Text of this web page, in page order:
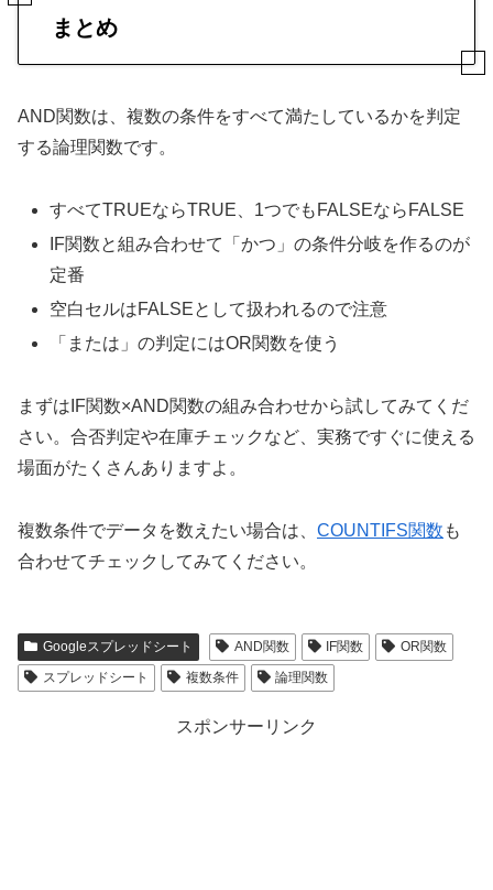
まとめ
AND関数は、複数の条件をすべて満たしているかを判定
する論理関数です。
すべてTRUEならTRUE、1つでもFALSEならFALSE
IF関数と組み合わせて「かつ」の条件分岐を作るのが
定番
空白セルはFALSEとして扱われるので注意
「または」の判定にはOR関数を使う
まずはIF関数×AND関数の組み合わせから試してみてくだ
さい。合否判定や在庫チェックなど、実務ですぐに使える
場面がたくさんありますよ。
複数条件でデータを数えたい場合は、 COUNTIFS関数 も
合わせてチェックしてみてください。
Googleスプレッドシート AND関数 IF関数
OR関数
スプレッドシート
複数条件 論理関数
スポンサーリンク